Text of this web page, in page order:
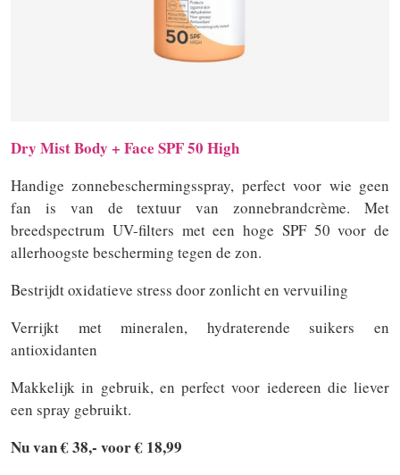
Dry Mist Body + Face SPF 50 High
Handige zonnebeschermingsspray, perfect voor wie geen
fan is van de textuur van zonnebrandcrème. Met
breedspectrum UV-filters met een hoge SPF 50 voor de
allerhoogste bescherming tegen de zon.
Bestrijdt oxidatieve stress door zonlicht en vervuiling
Verrijkt met mineralen, hydraterende suikers en
antioxidanten
Makkelijk in gebruik, en perfect voor iedereen die liever
een spray gebruikt.
Nu van € 38,- voor € 18,99